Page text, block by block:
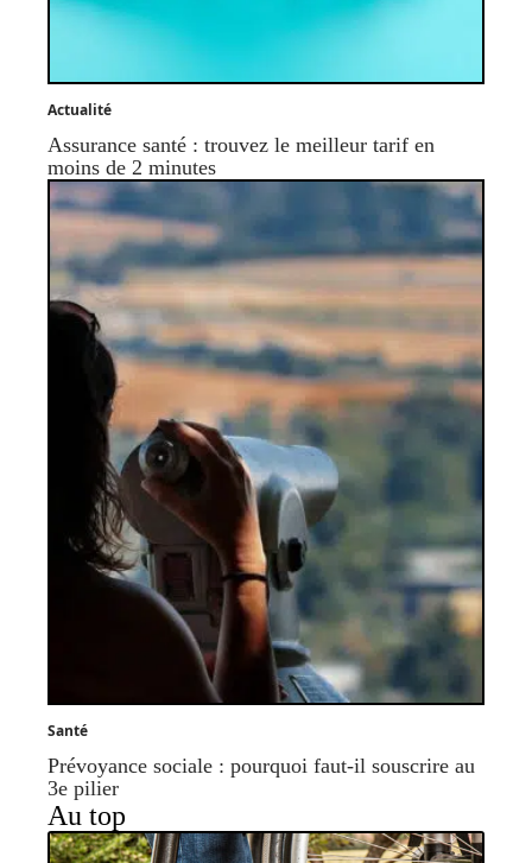
Actualité
Assurance santé : trouvez le meilleur tarif en
moins de 2 minutes
Santé
Prévoyance sociale : pourquoi faut-il souscrire au
3e pilier
Au top